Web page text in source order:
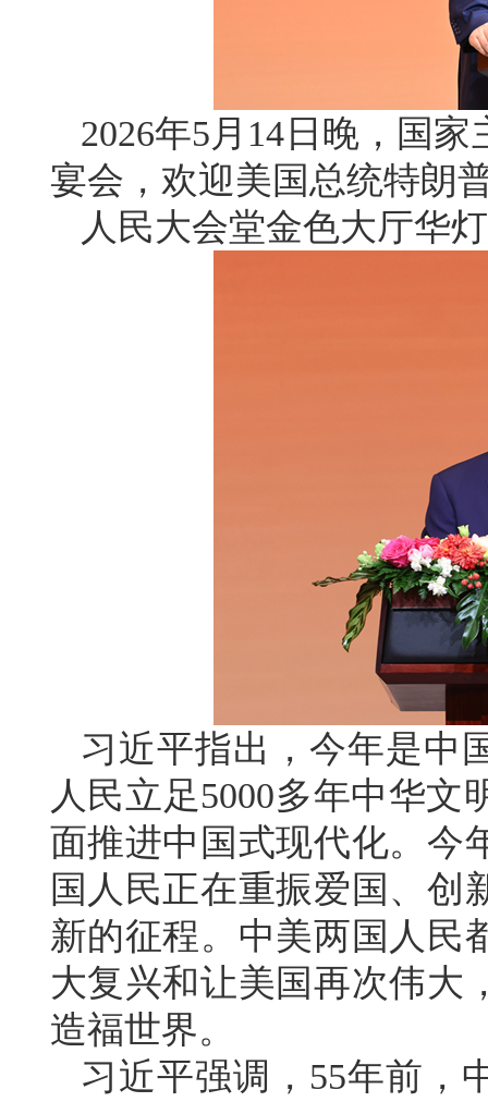
2026年5月14日晚，国
宴会，欢迎美国总统特朗
人民大会堂金色大厅华
习近平指出，今年是中
人民立足5000多年中华
面推进中国式现代化。今
国人民正在重振爱国、创
新的征程。中美两国人民
大复兴和让美国再次伟大
造福世界。
习近平强调，55年前，